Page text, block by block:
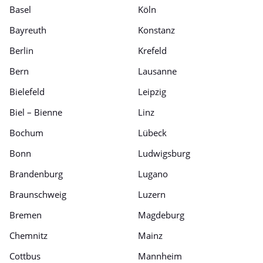
Basel
Bayreuth
Berlin
Bern
Bielefeld
Biel – Bienne
Bochum
Bonn
Brandenburg
Braunschweig
Bremen
Chemnitz
Cottbus
Köln
Konstanz
Krefeld
Lausanne
Leipzig
Linz
Lübeck
Ludwigsburg
Lugano
Luzern
Magdeburg
Mainz
Mannheim